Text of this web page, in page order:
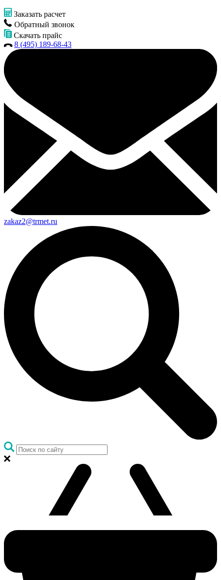
Заказать расчет
Обратный звонок
Скачать прайс
8 (495) 189-68-43
zakaz2@trmet.ru